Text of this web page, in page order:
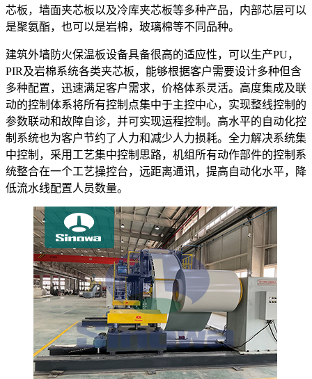
芯板，墙面夹芯板以及冷库夹芯板等多种产品，内部芯层可以
是聚氨酯，也可以是岩棉，玻璃棉等不同品种。
建筑外墙防火保温板设备具备很高的适应性，可以生产PU，
PIR及岩棉系统各类夹芯板，能够根据客户需要设计多种但含
多种配置，迅速满足客户需求，价格体系灵活。高度集成及联
动的控制体系将所有控制点集中于主控中心，实现整线控制的
参数联动和故障自诊，并可实现运程控制。高水平的自动化控
制系统也为客户节约了人力和减少人力损耗。全力解决系统集
中控制，采用工艺集中控制思路，机组所有动作部件的控制系
统整合在一个工艺操控台，远距离通讯，提高自动化水平，降
低流水线配置人员数量。